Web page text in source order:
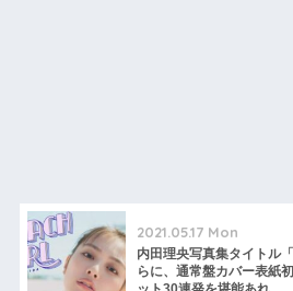
2021.05.17 Mon
内田理央写真集タイトル
らに、通常盤カバー表紙